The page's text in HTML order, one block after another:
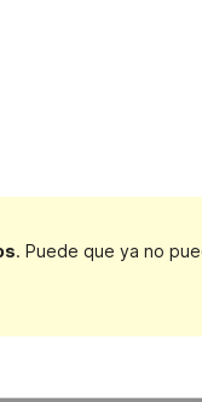
. Puede que ya no